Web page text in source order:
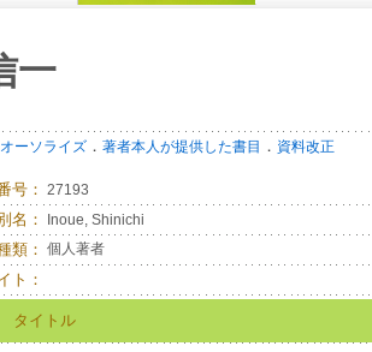
一
ーソライズ ． 著者本人が提供した書目 ． 資料改正
号： 27193
名： Inoue, Shinichi
類： 個人著者
ト：
タイトル